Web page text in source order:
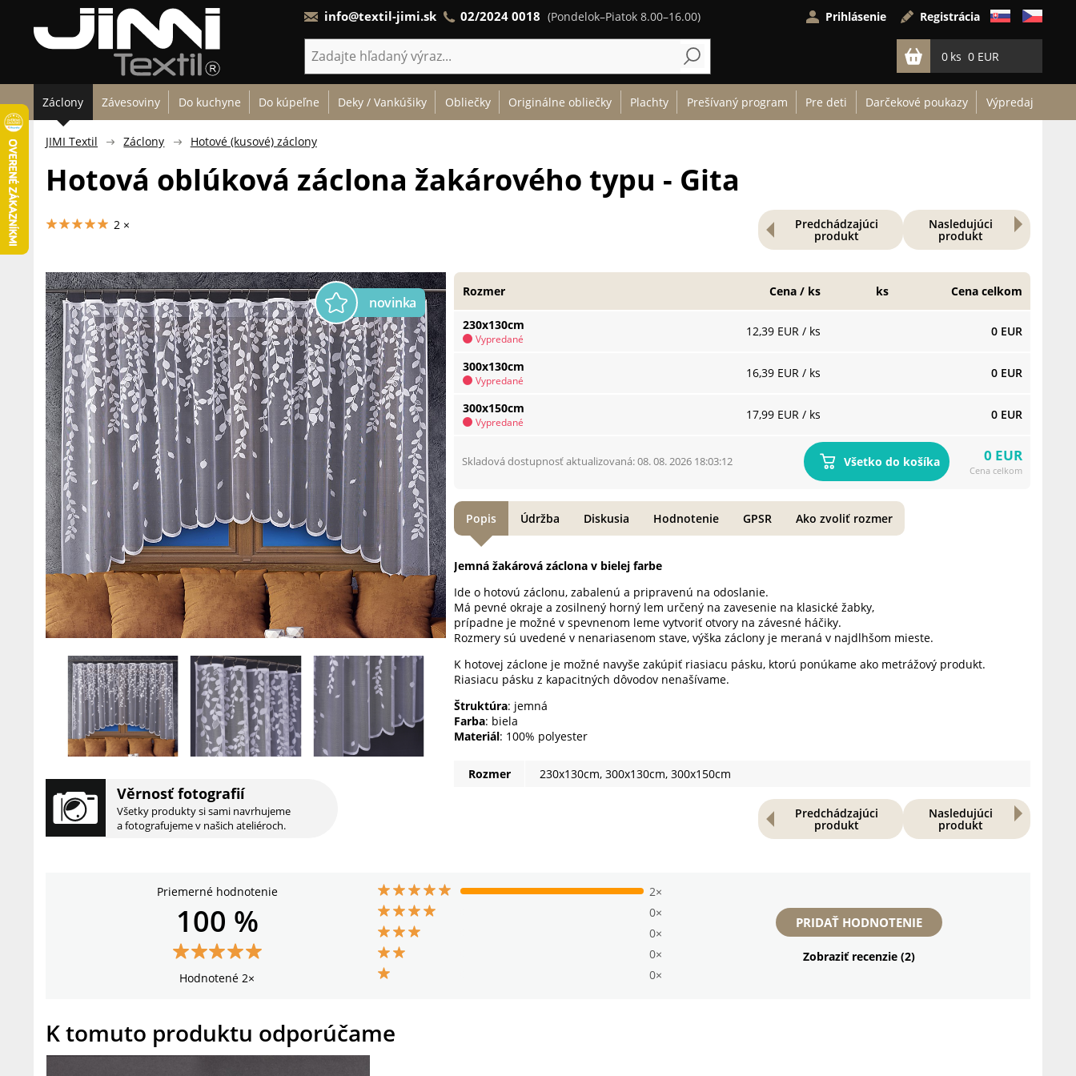
info@textil-jimi.sk 02/2024 0018 (Pondelok–Piatok 8.00–16.00) Prihlásenie Registrácia
0 0 EUR
Záclony Závesoviny Do kuchyne Do kúpeľne Deky / Vankúšiky Obliečky Originálne obliečky Plachty Prešívaný program Pre deti Darčekové poukazy Výpredaj
JIMI Textil Záclony Hotové (kusové) záclony
2 × Predchádzajúci
produkt
Nasledujúci
produkt
Hotová oblúková záclona žakárového typu - Gita
230x130cm 12,39 EUR / ks 0 EUR
Vypredané
300x130cm 16,39 EUR / ks 0 EUR
Vypredané
300x150cm 17,99 EUR / ks 0 EUR
Vypredané
Rozmer Cena / ks ks Cena celkom
Skladová dostupnosť aktualizovaná: 08. 08. 2026 18:03:12 Všetko do košíka 0 EUR
Cena celkom
Jemná žakárová záclona v bielej farbe
Ide o hotovú záclonu, zabalenú a pripravenú na odoslanie.
Má pevné okraje a zosilnený horný lem určený na zavesenie na klasické žabky,
prípadne je možné v spevnenom leme vytvoriť otvory na závesné háčiky.
Rozmery sú uvedené v nenariasenom stave, výška záclony je meraná v najdlhšom mieste.
K hotovej záclone je možné navyše zakúpiť riasiacu pásku, ktorú ponúkame ako metrážový produkt.
Riasiacu pásku z kapacitných dôvodov nenašívame.
Štruktúra: jemná
Farba: biela
Materiál: 100% polyester
Rozmer 230x130cm, 300x130cm, 300x150cm
Popis Údržba Diskusia Hodnotenie GPSR Ako zvoliť rozmer
Predchádzajúci
produkt
Nasledujúci
produkt
Věrnosť fotografií
Všetky produkty si sami navrhujeme
a fotografujeme v našich ateliéroch.
Priemerné hodnotenie
2×
0×
0×
0×
0×
PRIDAŤ HODNOTENIE
Zobraziť recenzie (2)
100 %
Hodnotené 2×
K tomuto produktu odporúčame